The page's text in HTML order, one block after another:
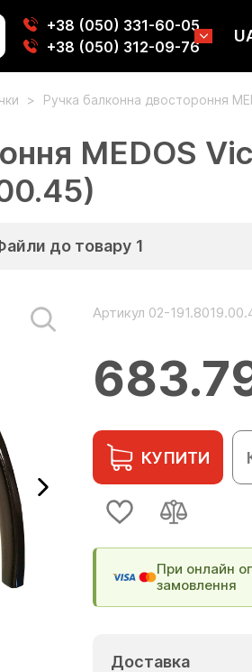
+38 (050) 331-60-05
+38 (050) 312-09-76
Ручка балконна двостороння
MEDOS
до товару 1
Артикул 02-
КУПИТИ
При онлайн
замовлення
Доставка